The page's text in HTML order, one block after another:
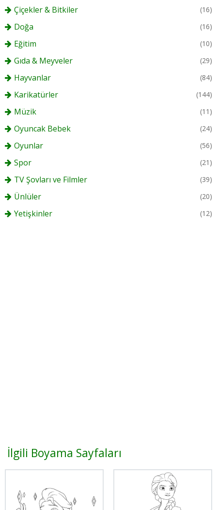
Çiçekler & Bitkiler (16)
Doğa (16)
Eğitim (10)
Gıda & Meyveler (29)
Hayvanlar (84)
Karikatürler (144)
Müzik (11)
Oyuncak Bebek (24)
Oyunlar (56)
Spor (21)
TV Şovları ve Filmler (39)
Ünlüler (20)
Yetişkinler (12)
İlgili Boyama Sayfaları